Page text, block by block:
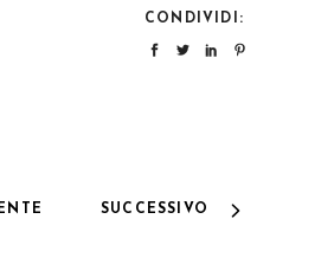
CONDIVIDI:
SUCCESSIVO